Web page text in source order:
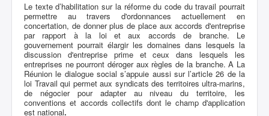
Le texte d’habilitation sur la réforme du code du travail pourrait
permettre au travers d'ordonnances actuellement en
concertation, de donner plus de place aux accords d'entreprise
par rapport à la loi et aux accords de branche. Le
gouvernement pourrait élargir les domaines dans lesquels la
discussion d'entreprise prime et ceux dans lesquels les
entreprises ne pourront déroger aux règles de la branche. A La
Réunion le dialogue social s’appuie aussi sur l’article 26 de la
loi Travail qui permet aux syndicats des territoires ultra-marins,
de négocier pour adapter au niveau du territoire, les
conventions et accords collectifs dont le champ d'application
est national.